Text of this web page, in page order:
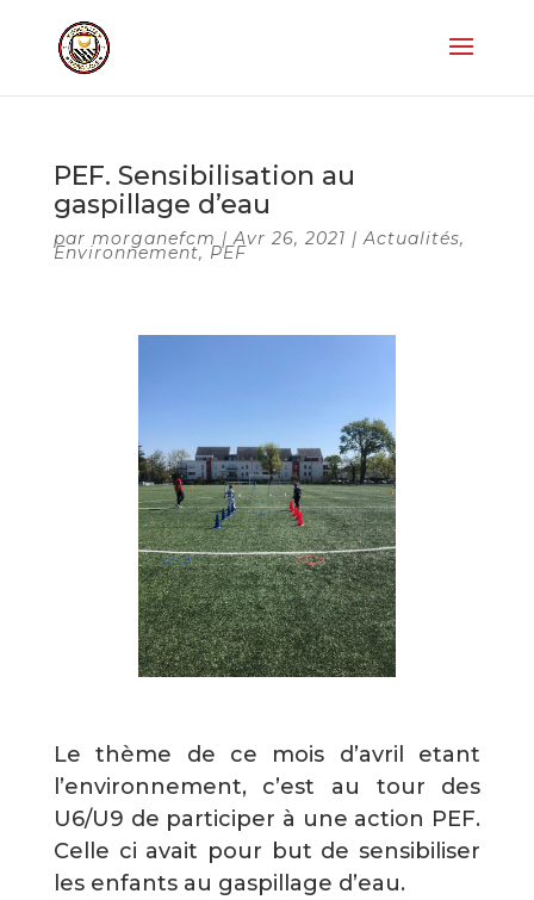
PEF. Sensibilisation au
gaspillage d’eau
par morganefcm |Avr 26, 2021 |Actualités,
Environnement, PEF
Le thème de ce mois d’avril etant
l’environnement, c’est au tour des
U6/U9 de participer à une action PEF.
Celle ci avait pour but de sensibiliser
les enfants au gaspillage d’eau.